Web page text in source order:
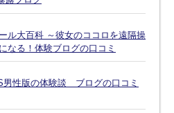
ル大百科 ～彼女のココロを遠隔操
なる！体験ブログの口コミ
男性版の体験談 ブログの口コミ